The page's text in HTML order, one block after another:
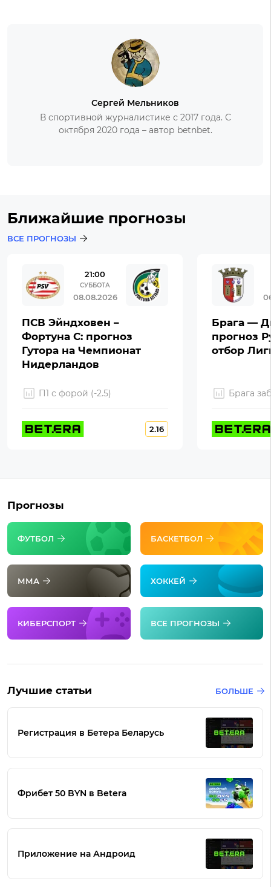
Сергей Мельников
В спортивной журналистике с 2017 года. С
октября 2020 года – автор betnbet.
Ближайшие прогнозы
ВСЕ ПРОГНОЗЫ
21:00
СУББОТА
08.08.2026
ПСВ Эйндховен –
Фортуна С: прогноз
Гутора на Чемпионат
Нидерландов
П1 с форой (-2.5)
2.16
Брага —
прогноз
отбор
Брага
Прогнозы
ФУТБОЛ БАСКЕТБОЛ
ММА ХОККЕЙ
КИБЕРСПОРТ ВСЕ ПРОГНОЗЫ
Лучшие статьи БОЛЬШЕ
Регистрация в Бетера Беларусь
Фрибет 50 BYN в Betera
Приложение на Андроид